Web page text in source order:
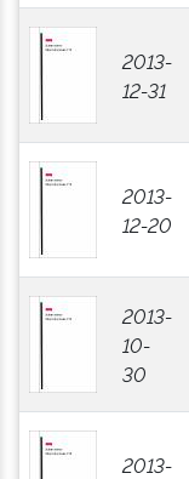
2013-
12-31
2013-
12-20
2013-
10-
30
2013-